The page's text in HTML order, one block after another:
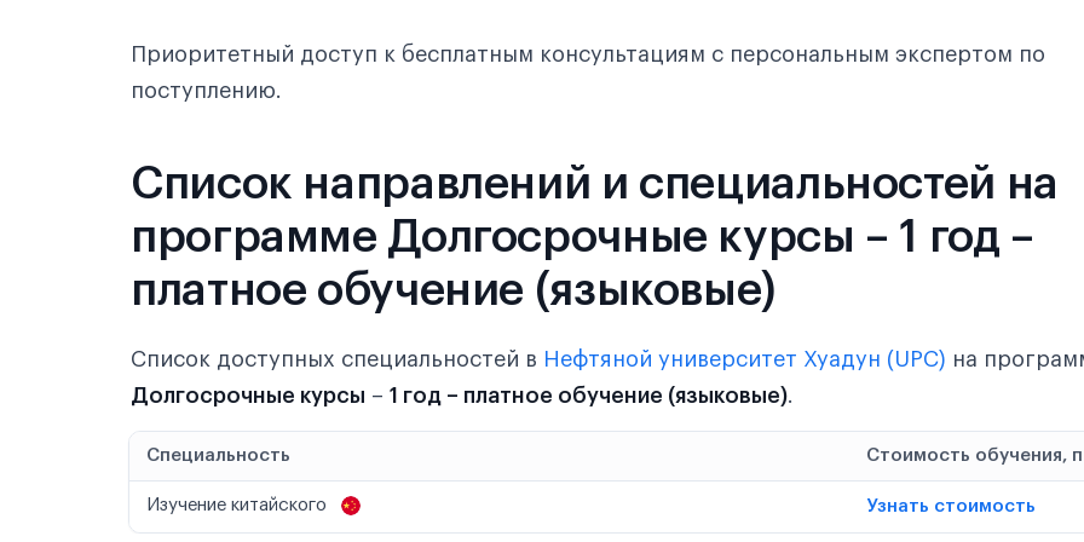
Приоритетный доступ к бесплатным консультациям с персональным экспертом по
поступлению.
Список направлений и специальностей на
программе Долгосрочные курсы – 1 год –
платное обучение (языковые)
Список доступных специальностей в Нефтяной университет Хуадун (UPC) на
Долгосрочные курсы – 1 год – платное обучение (языковые).
Специальность Стоимость обучения,
Изучение китайского Узнать стоимость